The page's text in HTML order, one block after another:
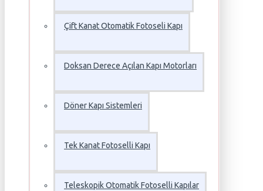
Çift Kanat Otomatik Fotoseli Kapı
Doksan Derece Açılan Kapı Motorları
Döner Kapı Sistemleri
Tek Kanat Fotoselli Kapı
Teleskopik Otomatik Fotoselli Kapılar